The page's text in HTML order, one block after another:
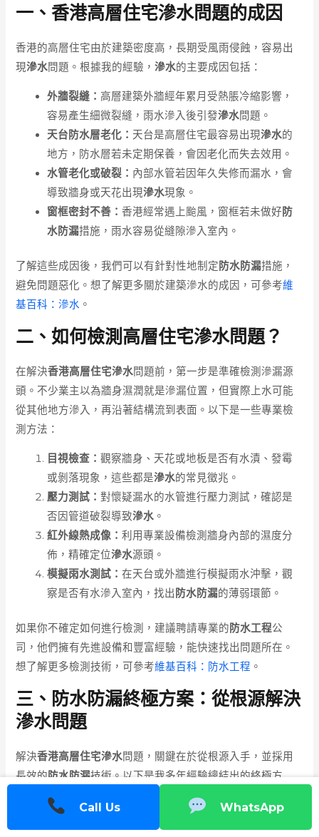
一、香港高層住宅滲水問題的成因
香港的高層住宅由於建築密度高，長期受風雨侵蝕，容易出
現滲水問題。根據我的經驗，滲水的主要成因包括：
外牆裂縫： 高層建築外牆經年累月受熱脹冷縮影響，
容易產生細微裂縫，雨水滲入後引發滲水問題。
天台防水層老化： 天台是高層住宅最容易出現滲水的
地方，防水層若未定期保養，會因老化而失去效用。
水管老化或破裂： 內部水管若因年久失修而漏水，會
導致牆身或天花出現滲水現象。
窗框密封不善：香港經常遇上颱風，窗框若未做好防
水防漏措施，雨水容易從縫隙滲入室內。
了解這些成因後，我們可以有針對性地制定防水防漏措施，
避免問題惡化。想了解更多關於建築滲水的成因，可參考維
基百科：滲水 。
二、如何檢測高層住宅滲水問題？
在解決香港高層住宅滲水問題前，第一步是準確檢測滲漏源
頭。不少業主以為牆身濕潤就是滲漏位置，但實際上水可能
從其他地方滲入，再沿著結構流到表面。以下是一些專業檢
測方法：
目視檢查：觀察牆身、天花或地板是否有水漬、發霉
或剝落現象，這些都是滲水的常見徵兆。
壓力測試：對懷疑漏水的水管進行壓力測試，確認是
否因管道破裂導致滲水 。
紅外線熱成像：利用專業設備檢測牆身內部的濕度分
佈，精確定位滲水源頭。
模擬雨水測試：在天台或外牆進行模擬雨水沖擊，觀
察是否有水滲入室內，找出 防水防漏的薄弱環節。
如果你不確定如何進行檢測，建議聘請專業的防水工程公
司，他們擁有先進設備和豐富經驗，能快速找出問題所在。
想了解更多檢測技術，可參考維基百科：防水工程 。
三、防水防漏終極方案：從根源解決
滲水問題
解決香港高層住宅滲水問題，關鍵在於從根源入手，並採用
長效的防水防漏技術。以下是我多年經驗總結出的終極方
1. 天台防水層翻新
Call Us WhatsApp